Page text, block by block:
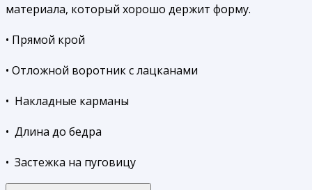
материала, который хорошо держит форму.
• Прямой крой
• Отложной воротник с лацканами
• Накладные карманы
• Длина до бедра
• Застежка на пуговицу